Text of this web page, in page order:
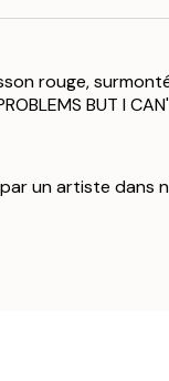
rouge,
BUT I
un artiste dans